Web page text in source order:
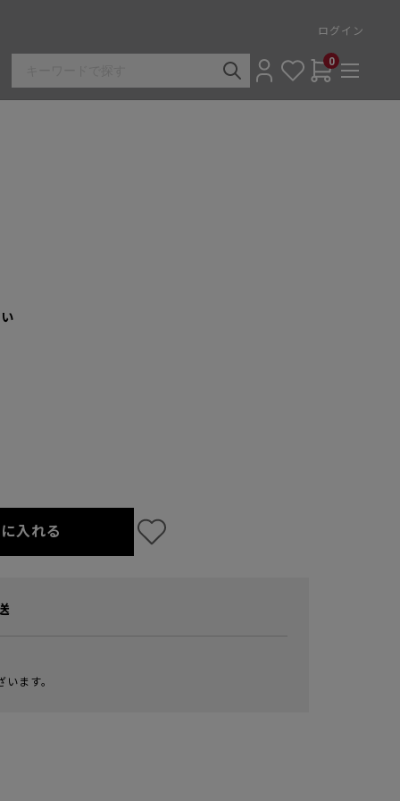
ログイン
0
入れる
ます。